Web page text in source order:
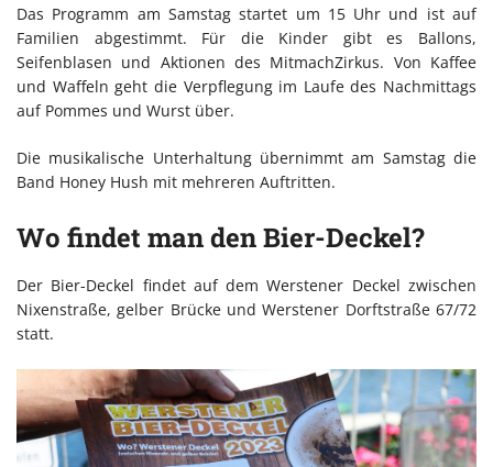
Das Programm am Samstag startet um 15 Uhr und ist auf
Familien abgestimmt. Für die Kinder gibt es Ballons,
Seifenblasen und Aktionen des MitmachZirkus. Von Kaffee
und Waffeln geht die Verpflegung im Laufe des Nachmittags
auf Pommes und Wurst über.
Die musikalische Unterhaltung übernimmt am Samstag die
Band Honey Hush mit mehreren Auftritten.
Wo findet man den Bier-Deckel?
Der Bier-Deckel findet auf dem Werstener Deckel zwischen
Nixenstraße, gelber Brücke und Werstener Dorftstraße 67/72
statt.